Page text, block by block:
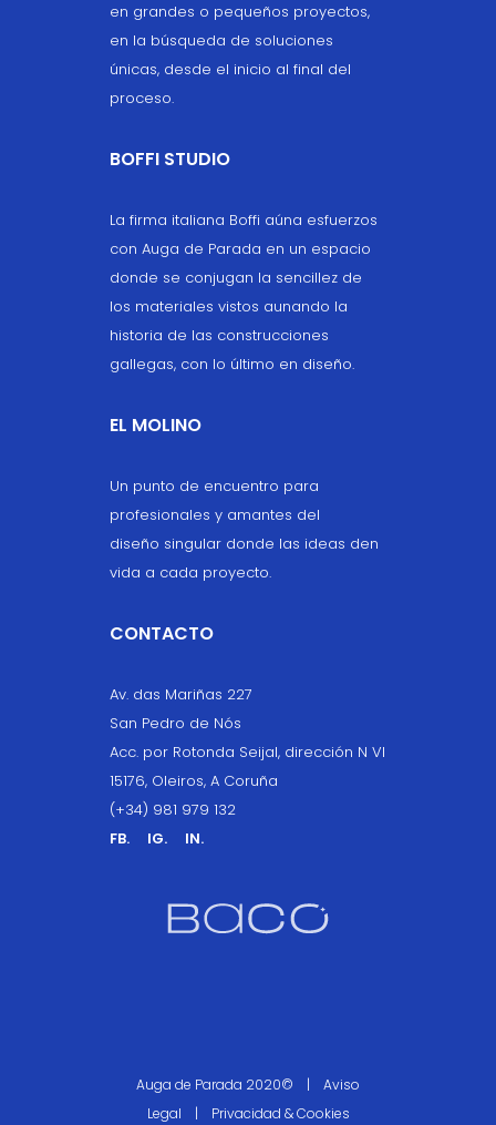
en grandes o pequeños proyectos,
en la búsqueda de soluciones
únicas, desde el inicio al final del
proceso.
BOFFI STUDIO
La firma italiana Boffi aúna esfuerzos
con Auga de Parada en un espacio
donde se conjugan la sencillez de
los materiales vistos aunando la
historia de las construcciones
gallegas, con lo último en diseño.
EL MOLINO
Un punto de encuentro para
profesionales y amantes del
diseño singular donde las ideas den
vida a cada proyecto.
CONTACTO
Av. das Mariñas 227
San Pedro de Nós
Acc. por Rotonda Seijal, dirección N VI
15176, Oleiros, A Coruña
(+34) 981 979 132
FB.
IG. IN.
Auga de Parada 2020© | Aviso
Legal | Privacidad &Cookies